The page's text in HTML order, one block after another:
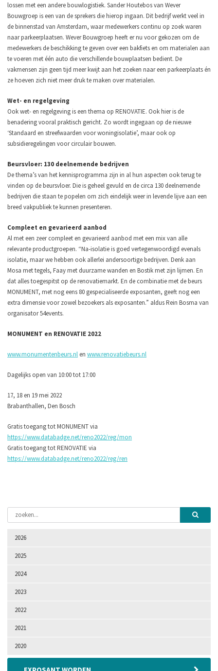
2026
2025
2024
2023
2022
2021
2020
lossen met een andere bouwlogistiek. Sander Houtebos van Wever
Bouwgroep is een van de sprekers die hierop ingaan. Dit bedrijf werkt veel in
de binnenstad van Amsterdam, waar medewerkers continu op zoek waren
naar parkeerplaatsen. Wever Bouwgroep heeft er nu voor gekozen om de
medewerkers de beschikking te geven over een bakfiets en om materialen aan
te voeren met één auto die verschillende bouwplaatsen bedient. De
vakmensen zijn geen tijd meer kwijt aan het zoeken naar een parkeerplaats én
ze hoeven zich niet meer druk te maken over materialen.
Wet- en regelgeving
Ook wet- en regelgeving is een thema op RENOVATIE. Ook hier is de
benadering vooral praktisch gericht. Zo wordt ingegaan op de nieuwe
‘Standaard en streefwaarden voor woningisolatie’, maar ook op
subsidieregelingen voor circulair bouwen.
Beursvloer: 130 deelnemende bedrijven
De thema’s van het kennisprogramma zijn in al hun aspecten ook terug te
vinden op de beursvloer. Die is geheel gevuld en de circa 130 deelnemende
bedrijven die staan te popelen om zich eindelijk weer in levende lijve aan een
breed vakpubliek te kunnen presenteren.
Compleet en gevarieerd aanbod
Al met een zeer compleet en gevarieerd aanbod met een mix van alle
relevante productgroepen. “Na-isolatie is goed vertegenwoordigd evenals
isolatie, maar we hebben ook allerlei andersoortige bedrijven. Denk aan
Mosa met tegels, Faay met duurzame wanden en Bostik met zijn lijmen. En
dat alles toegespitst op de renovatiemarkt. En de combinatie met de beurs
MONUMENT, met nog eens 80 gespecialiseerde exposanten, geeft nog een
extra dimensie voor zowel bezoekers als exposanten.” aldus Rein Bosma van
organisator 54events.
MONUMENT en RENOVATIE 2022
www.monumentenbeurs.nl en www.renovatiebeurs.nl
Dagelijks open van 10:00 tot 17:00
17, 18 en 19 mei 2022
Brabanthallen, Den Bosch
Gratis toegang tot MONUMENT via
https://www.databadge.net/reno2022/reg/mon
Gratis toegang tot RENOVATIE via
https://www.databadge.net/reno2022/reg/ren